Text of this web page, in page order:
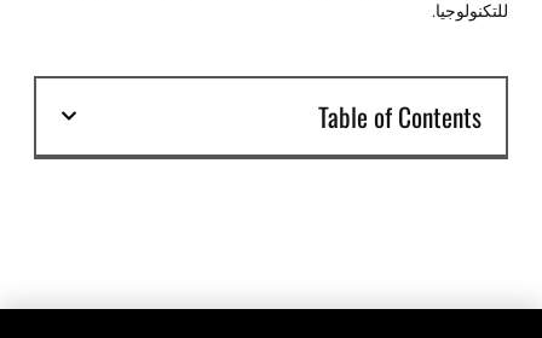
Table of Contents
للتكنولوجيا.